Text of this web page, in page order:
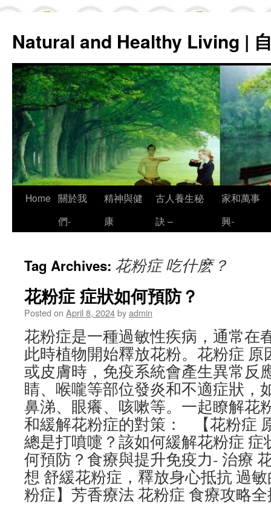
Natural and Healthy Living |
Skip
Home 關於我
們-
精神與健
康
古人養生秘
訣 –
家和萬事
興-
Tag Archives: 花粉症 吃什麽？
花粉症 症狀如何預防？
Posted on April 8, 2024byadmin
花粉症是一種過敏性疾病，通常在
此時植物開始釋放花粉。花粉症
或皮膚時，免疫系統會產生異常反
睛、喉嚨等部位發炎和不適症狀，
鼻涕、眼癢、咳嗽等。一起瞭解花
和緩解花粉症的對策： 【花粉症
總是打噴嚏？該如何緩解花粉症 症
何預防？食療與提升免疫力- 治療
想 舒緩花粉症，釋放身心抵抗 過
粉症】芳香療法 花粉症 食療攻略